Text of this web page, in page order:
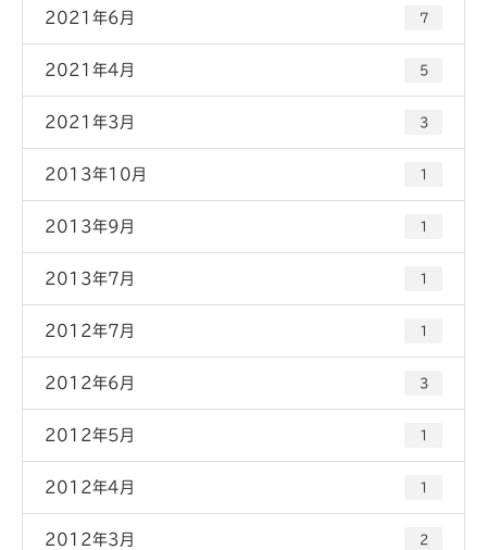
2021年6月 7
2021年4月 5
2021年3月 3
2013年10月 1
2013年9月 1
2013年7月 1
2012年7月 1
2012年6月 3
2012年5月 1
2012年4月 1
2012年3月 2